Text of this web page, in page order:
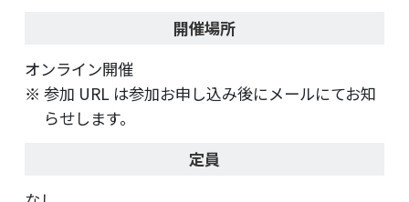
開催場所
オンライン開催
参加 URL は参加お申し込み後にメールにてお知
らせします。
定員